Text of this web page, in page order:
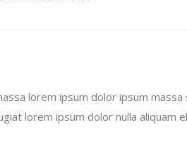
lorem ipsum dolor ipsum
lorem ipsum dolor nulla aliquam